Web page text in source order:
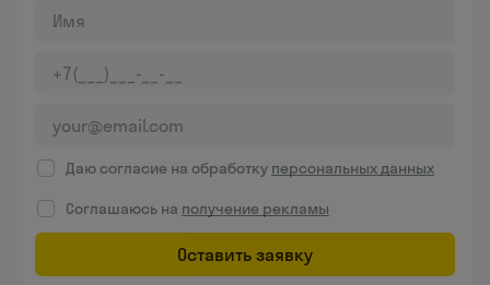
Даю согласие на обработку персональных данных
Соглашаюсь на получение рекламы
Оставить заявку